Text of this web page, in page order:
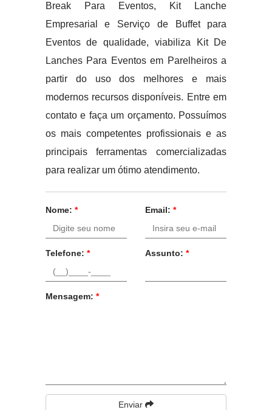
Break Para Eventos, Kit Lanche
Empresarial e Serviço de Buffet para
Eventos de qualidade, viabiliza Kit De
Lanches Para Eventos em Parelheiros a
partir do uso dos melhores e mais
modernos recursos disponíveis. Entre em
contato e faça um orçamento. Possuímos
os mais competentes profissionais e as
principais ferramentas comercializadas
para realizar um ótimo atendimento.
Nome: * Email: *
Telefone: * Assunto: *
Mensagem: *
Enviar